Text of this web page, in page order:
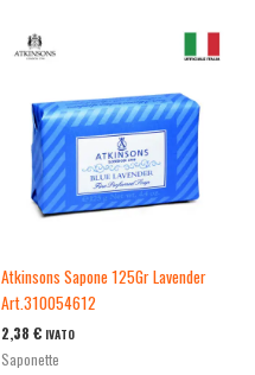
Atkinsons Sapone 125Gr Lavender
Art.310054612
2,38 € IVATO
Saponette